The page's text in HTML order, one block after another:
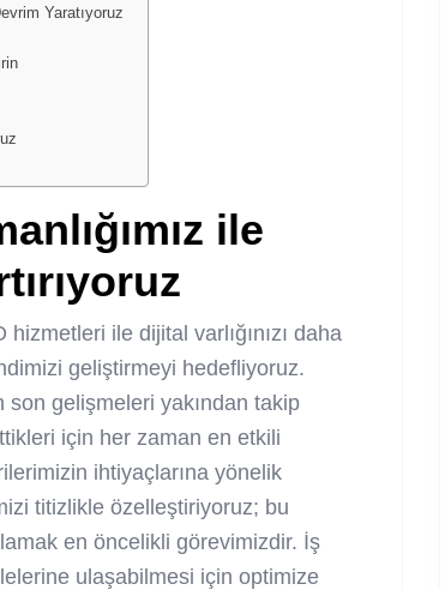
Yaratıyoruz
ile
ile dijital varlığınızı daha
geliştirmeyi hedefliyoruz.
son gelişmeleri yakından takip
için her zaman en etkili
ihtiyaçlarına yönelik
titizlikle özelleştiriyoruz; bu
en öncelikli görevimizdir. İş
ulaşabilmesi için optimize